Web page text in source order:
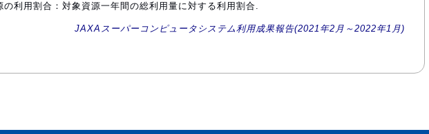
利用割合：対象資源一年間の総利用量に対する利用割合.
JAXAスーパーコンピュータシステム利用成果報告(2021年2月～2022年1月)